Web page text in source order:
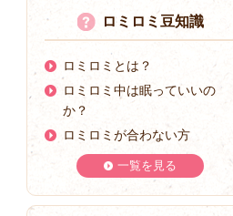
ロミロミ豆知識
ロミロミとは？
ロミロミ中は眠っていいの
か？
ロミロミが合わない方
一覧を見る